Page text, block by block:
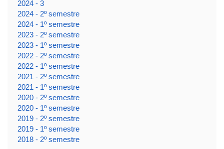
2024 - 3
2024 - 2º semestre
2024 - 1º semestre
2023 - 2º semestre
2023 - 1º semestre
2022 - 2º semestre
2022 - 1º semestre
2021 - 2º semestre
2021 - 1º semestre
2020 - 2º semestre
2020 - 1º semestre
2019 - 2º semestre
2019 - 1º semestre
2018 - 2º semestre